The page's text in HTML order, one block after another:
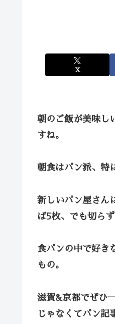
X
朝のご飯が美味し
すね。
朝食はパン派、特
新しいパン屋さん
ば5枚、でも切ら
食パンの中で好き
もの。
滋賀&京都でぜひ
じゃなくてパン記